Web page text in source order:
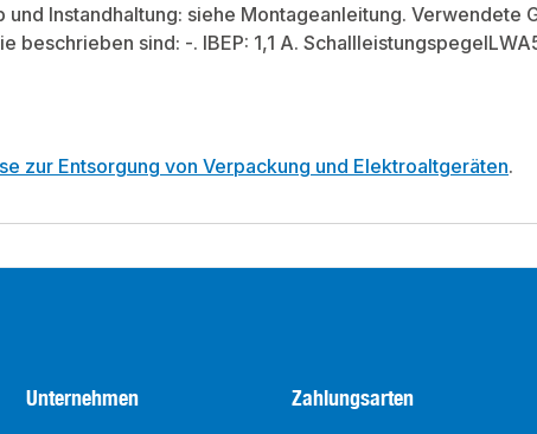
und Instandhaltung: siehe Montageanleitung.
beschrieben sind: -. IBEP: 1,1 A.
zur Entsorgung von Verpackung und Elektroaltgeräten.
Unternehmen Zahlungsarten